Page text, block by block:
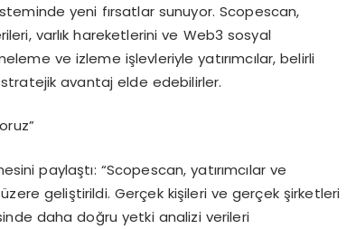
yeni fırsatlar sunuyor. Scopescan,
varlık hareketlerini ve Web3 sosyal
ve izleme işlevleriyle yatırımcılar, belirli
stratejik avantaj elde edebilirler.
paylaştı: “Scopescan, yatırımcılar ve
geliştirildi. Gerçek kişileri ve gerçek şirketleri
daha doğru yetki analizi verileri